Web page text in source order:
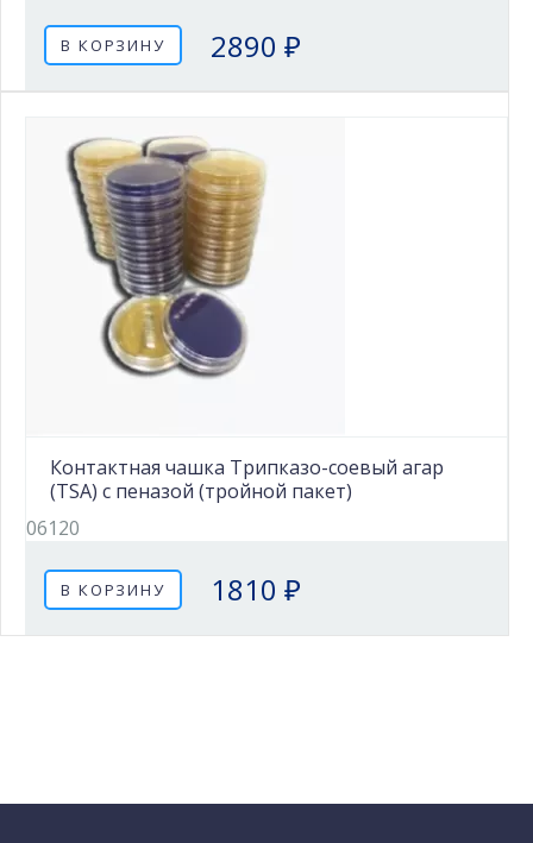
В КОРЗИНУ 2890 ₽
Контактная чашка Трипказо-соевый агар
(TSA) с пеназой (тройной пакет)
06120
В КОРЗИНУ 1810 ₽